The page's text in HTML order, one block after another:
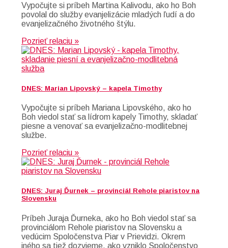
Vypočujte si príbeh Martina Kalivodu, ako ho Boh
povolal do služby evanjelizácie mladých ľudí a do
evanjelizačného životného štýlu.
Pozrieť relaciu »
DNES: Marian Lipovský – kapela Timothy
Vypočujte si príbeh Mariana Lipovského, ako ho
Boh viedol stať sa lídrom kapely Timothy, skladať
piesne a venovať sa evanjelizačno-modlitebnej
službe.
Pozrieť relaciu »
DNES: Juraj Ďurnek – provinciál Rehole piaristov na
Slovensku
Príbeh Juraja Ďurneka, ako ho Boh viedol stať sa
provinciálom Rehole piaristov na Slovensku a
vedúcim Spoločenstva Piar v Prievidzi. Okrem
iného sa tiež dozvieme, ako vzniklo Spoločenstvo